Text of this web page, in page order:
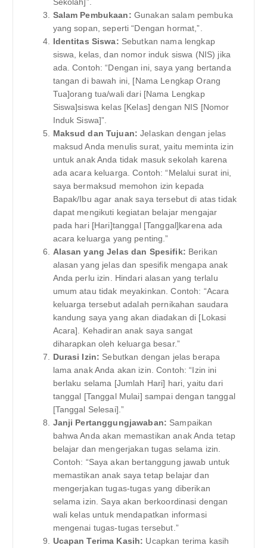
Salam Pembukaan: Gunakan salam pembuka
yang sopan, seperti “Dengan hormat,”.
Identitas Siswa: Sebutkan nama lengkap
siswa, kelas, dan nomor induk siswa (NIS) jika
ada. Contoh: “Dengan ini, saya yang bertanda
tangan di bawah ini, [Nama Lengkap Orang
Tua]orang tua/wali dari [Nama Lengkap
Siswa]siswa kelas [Kelas] dengan NIS [Nomor
Induk Siswa]”.
Maksud dan Tujuan: Jelaskan dengan jelas
maksud Anda menulis surat, yaitu meminta izin
untuk anak Anda tidak masuk sekolah karena
ada acara keluarga. Contoh: “Melalui surat ini,
saya bermaksud memohon izin kepada
Bapak/Ibu agar anak saya tersebut di atas tidak
dapat mengikuti kegiatan belajar mengajar
pada hari [Hari]tanggal [Tanggal]karena ada
acara keluarga yang penting.”
Alasan yang Jelas dan Spesifik: Berikan
alasan yang jelas dan spesifik mengapa anak
Anda perlu izin. Hindari alasan yang terlalu
umum atau tidak meyakinkan. Contoh: “Acara
keluarga tersebut adalah pernikahan saudara
kandung saya yang akan diadakan di [Lokasi
Acara]. Kehadiran anak saya sangat
diharapkan oleh keluarga besar.”
Durasi Izin: Sebutkan dengan jelas berapa
lama anak Anda akan izin. Contoh: “Izin ini
berlaku selama [Jumlah Hari] hari, yaitu dari
tanggal [Tanggal Mulai] sampai dengan tanggal
[Tanggal Selesai].”
Janji Pertanggungjawaban: Sampaikan
bahwa Anda akan memastikan anak Anda tetap
belajar dan mengerjakan tugas selama izin.
Contoh: “Saya akan bertanggung jawab untuk
memastikan anak saya tetap belajar dan
mengerjakan tugas-tugas yang diberikan
selama izin. Saya akan berkoordinasi dengan
wali kelas untuk mendapatkan informasi
mengenai tugas-tugas tersebut.”
Ucapan Terima Kasih: Ucapkan terima kasih